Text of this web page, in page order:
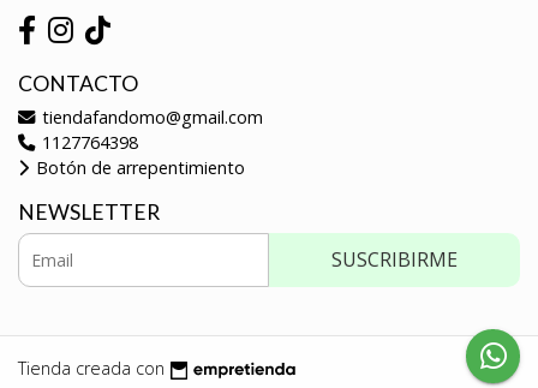
CONTACTO
tiendafandomo@gmail.com
1127764398
Botón de arrepentimiento
NEWSLETTER
SUSCRIBIRME
Tienda creada con